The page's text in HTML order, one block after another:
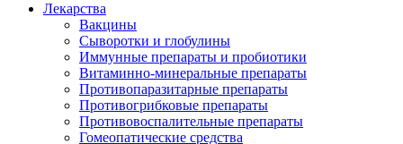
Лекарства
Вакцины
Сыворотки и глобулины
Иммунные препараты и пробиотики
Витаминно-минеральные препараты
Противопаразитарные препараты
Противогрибковые препараты
Противовоспалительные препараты
Гомеопатические средства